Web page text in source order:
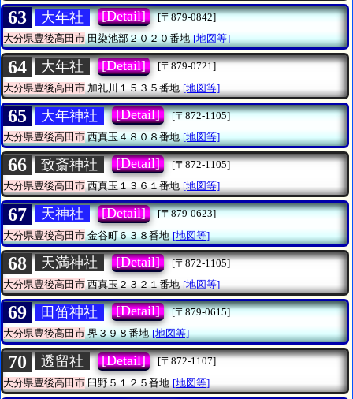
63 大年社 [Detail]
[〒879-0842]
大分県豊後高田市田染池部２０２０番地 [地図等]
64 大年社 [Detail]
[〒879-0721]
大分県豊後高田市 加礼川１５３５番地 [地図等]
65 大年神社 [Detail]
[〒872-1105]
大分県豊後高田市西真玉４８０８番地 [地図等]
66 致斎神社 [Detail]
[〒872-1105]
大分県豊後高田市西真玉１３６１番地 [地図等]
67 天神社 [Detail]
[〒879-0623]
大分県豊後高田市金谷町６３８番地 [地図等]
68 天満神社 [Detail]
[〒872-1105]
大分県豊後高田市 西真玉２３２１番地 [地図等]
69 田笛神社 [Detail]
[〒879-0615]
大分県豊後高田市界３９８番地 [地図等]
70 透留社 [Detail]
[〒872-1107]
大分県豊後高田市 臼野５１２５番地 [地図等]